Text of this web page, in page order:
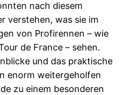
nach diesem
verstehen, was sie im
von Profirennen – wie
de France – sehen.
und das praktische
enorm weitergeholfen
zu einem besonderen